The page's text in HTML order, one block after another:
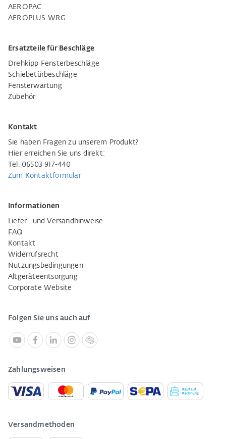
AEROPAC
AEROPLUS WRG
Ersatzteile für Beschläge
Drehkipp Fensterbeschläge
Schiebetürbeschläge
Fensterwartung
Zubehör
Kontakt
Sie haben Fragen zu unserem Produkt?
Hier erreichen Sie uns direkt:
Tel. 06503 917-440
Zum Kontaktformular
Informationen
Liefer- und Versandhinweise
FAQ
Kontakt
Widerrufsrecht
Nutzungsbedingungen
Altgeräteentsorgung
Corporate Website
Folgen Sie uns auch auf
Zahlungsweisen
Versandmethoden